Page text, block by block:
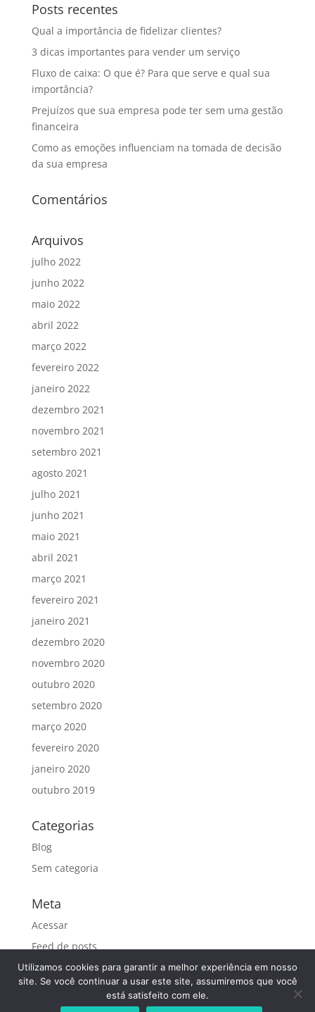
Posts recentes
Qual a importância de fidelizar clientes?
3 dicas importantes para vender um serviço
Fluxo de caixa: O que é? Para que serve e qual sua
importância?
Prejuízos que sua empresa pode ter sem uma gestão
financeira
Como as emoções influenciam na tomada de decisão
da sua empresa
Comentários
Arquivos
julho 2022
junho 2022
maio 2022
abril 2022
março 2022
fevereiro 2022
janeiro 2022
dezembro 2021
novembro 2021
setembro 2021
agosto 2021
julho 2021
junho 2021
maio 2021
abril 2021
março 2021
fevereiro 2021
janeiro 2021
dezembro 2020
novembro 2020
outubro 2020
setembro 2020
março 2020
fevereiro 2020
janeiro 2020
outubro 2019
Categorias
Blog
Sem categoria
Meta
Acessar
Feed de posts
Feed de comentários
WordPress.org
Utilizamos cookies para garantir a melhor experiência em nosso
site. Se você continuar a usar este site, assumiremos que você
está satisfeito com ele.